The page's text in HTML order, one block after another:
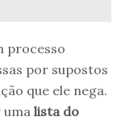
processo
por supostos
que ele nega.
uma lista do